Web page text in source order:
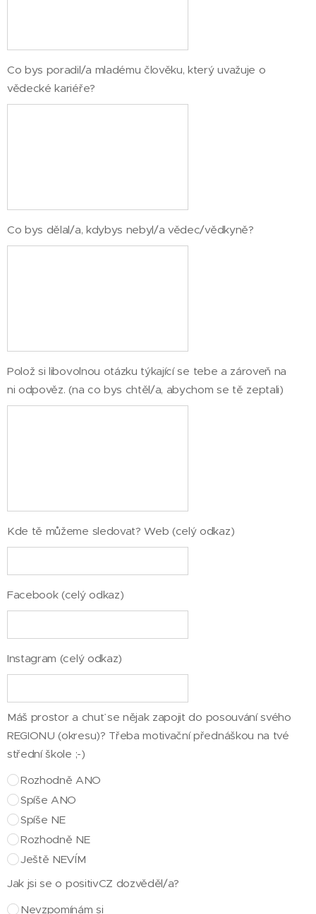
Co bys poradil/a mladému člověku, který uvažuje o
vědecké kariéře?
Co bys dělal/a, kdybys nebyl/a vědec/vědkyně?
Polož si libovolnou otázku týkající se tebe a zároveň na
ni odpověz. (na co bys chtěl/a, abychom se tě zeptali)
Kde tě můžeme sledovat? Web (celý odkaz)
Facebook (celý odkaz)
Instagram (celý odkaz)
Máš prostor a chuť se nějak zapojit do posouvání svého
REGIONU (okresu)? Třeba motivační přednáškou na tvé
střední škole ;-)
Rozhodně ANO
Spíše ANO
Spíše NE
Rozhodně NE
Ještě NEVÍM
Jak jsi se o positivCZ dozvěděl/a?
Nevzpomínám si